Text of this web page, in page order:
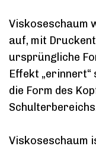
Viskoseschaum
auf, mit
ursprüngliche
Effekt „erinnert“
die Form des
Viskoseschaum